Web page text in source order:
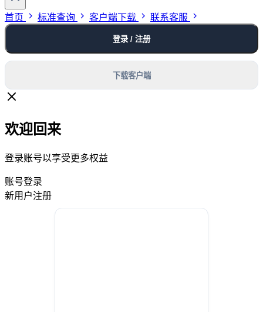
首页 标准查询 客户端下载 联系客服
登录 / 注册
下载客户端
欢迎回来
登录账号以享受更多权益
账号登录
新用户注册